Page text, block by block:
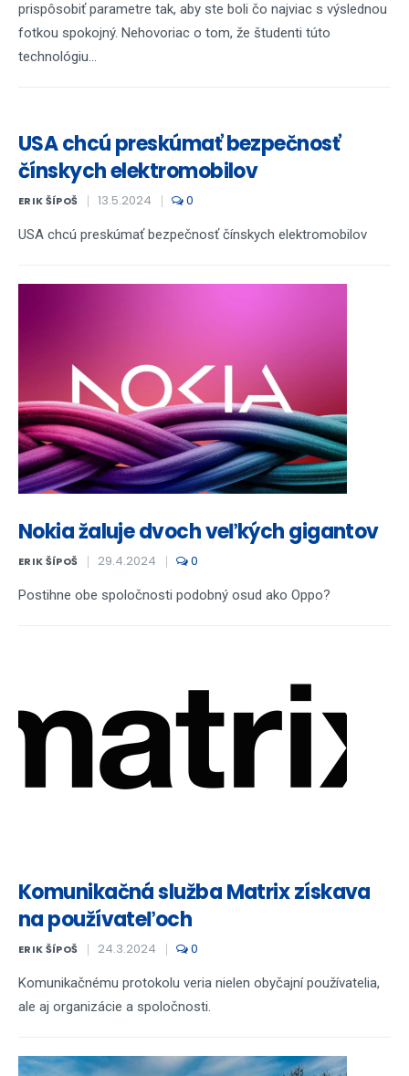
prispôsobiť parametre tak, aby ste boli čo najviac s výslednou
fotkou spokojný. Nehovoriac o tom, že študenti túto
technológiu...
USA chcú preskúmať bezpečnosť
čínskych elektromobilov
ERIK ŠÍPOŠ 13.5.2024 0
USA chcú preskúmať bezpečnosť čínskych elektromobilov
Nokia žaluje dvoch veľkých gigantov
ERIK ŠÍPOŠ 29.4.2024 0
Postihne obe spoločnosti podobný osud ako Oppo?
Komunikačná služba Matrix získava
na používateľoch
ERIK ŠÍPOŠ 24.3.2024 0
Komunikačnému protokolu veria nielen obyčajní používatelia,
ale aj organizácie a spoločnosti.